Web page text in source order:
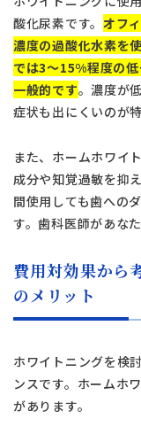
酸化尿素です。 オフ
濃度の過酸化水素を
では3～15%程度の
一般的です。濃度が
症状も出にくいのが特
また、ホームホワイ
成分や知覚過敏を抑
間使用しても歯への
す。歯科医師があな
費用対効果から
のメリット
ホワイトニングを検
ンスです。ホームホ
があります。